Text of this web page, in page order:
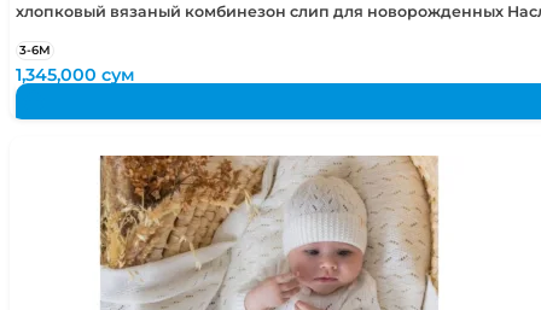
хлопковый вязаный комбинезон слип для новорожденных
3-6М
1,345,000сум